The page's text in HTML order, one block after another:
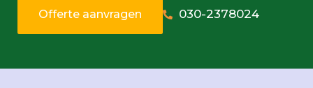
Offerte aanvragen 030-2378024